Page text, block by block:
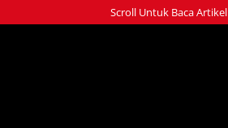
ke
Scroll Untuk Baca Artikel